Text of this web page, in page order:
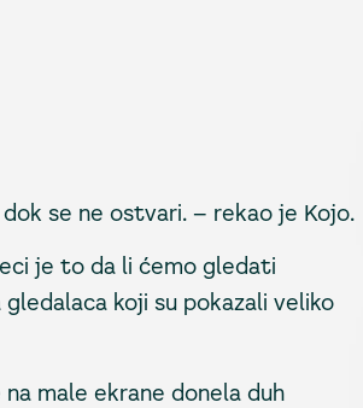
se ne ostvari. – rekao je Kojo.
je to da li ćemo gledati
koji su pokazali veliko
male ekrane donela duh